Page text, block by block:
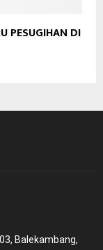
PESUGIHAN DI
Balekambang,